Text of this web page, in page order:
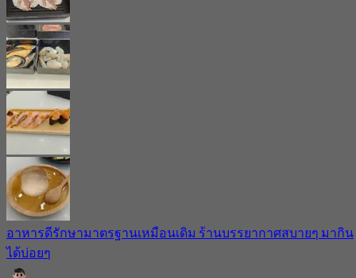
อาหารดีรักษามาตรฐานเหมือนเดิม ร้านบรรยากาศสบายๆ มากิน
ได้บ่อยๆ